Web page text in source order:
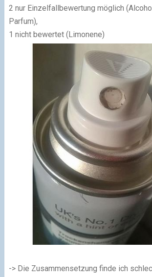
2 nur Einzelfallbewertung möglich
Parfum),
1 nicht bewertet (Limonene)
-> Die Zusammensetzung finde ich